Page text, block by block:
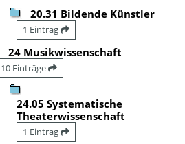
20.31 Bildende Künstler
1 Eintrag
24 Musikwissenschaft
10 Einträge
24.05 Systematische
Theaterwissenschaft
1 Eintrag